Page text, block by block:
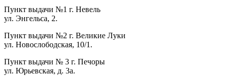
Пункт выдачи №1 г. Невель
ул. Энгельса, 2.
Пункт выдачи №2 г. Великие Луки
ул. Новослободская, 10/1.
Пункт выдачи № 3 г. Печоры
ул. Юрьевская, д. 3а.